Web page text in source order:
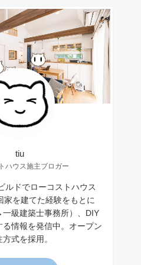
tiu
ハウス施主ブロガー
ルドでローコストハウス
家を建てた経験をもとに
一級建築士事務所）、DIY
情報を発信中。オープン
式を採用。